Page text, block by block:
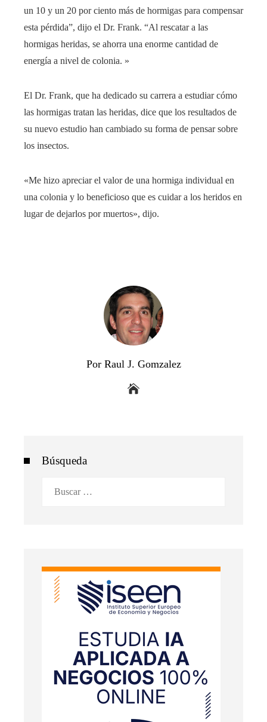
un 10 y un 20 por ciento más de hormigas para compensar
esta pérdida”, dijo el Dr. Frank. “Al rescatar a las
hormigas heridas, se ahorra una enorme cantidad de
energía a nivel de colonia. »
El Dr. Frank, que ha dedicado su carrera a estudiar cómo
las hormigas tratan las heridas, dice que los resultados de
su nuevo estudio han cambiado su forma de pensar sobre
los insectos.
«Me hizo apreciar el valor de una hormiga individual en
una colonia y lo beneficioso que es cuidar a los heridos en
lugar de dejarlos por muertos», dijo.
Por Raul J. Gomzalez
Búsqueda